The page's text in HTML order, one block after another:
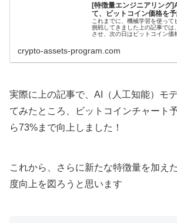
[特徴量エンジニアリング
て、ビットコイン価格を予
これまでに、機械学習を使って
挑戦してきました上の記事では
させ、次の日はビットコイン価
crypto-assets-program.com
実際に上の記事で、AI（人工知能）モ
てみたところ、ビットコインチャート
ら73%まで向上しました！
これから、さらに新たな特徴量を加え
度向上を図ろうと思います